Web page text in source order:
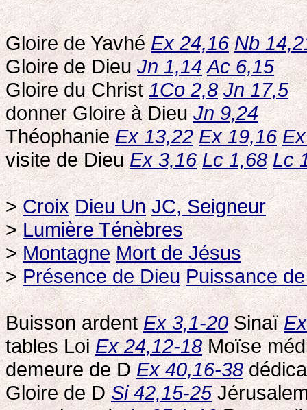
Gloire de YavhéEx 24,16 Nb
Gloire de DieuJn 1,14 Ac 6,15
Gloire du Christ1Co 2,8 Jn 17,5
donner Gloire à DieuJn 9,24
ThéophanieEx 13,22 Ex 19,16
visite de DieuEx 3,16 Lc 1,68 Lc
>Croix Dieu Un JC, Seigneur
>Lumière Ténèbres
>Montagne Mort de Jésus
>Présence de Dieu Puissance
Buisson ardentEx 3,1-20Sinaï
tables LoiEx 24,12-18Moïse
demeure de DEx 40,16-38
Gloire de DSi 42,15-25